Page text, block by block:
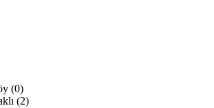
(0)
(2)